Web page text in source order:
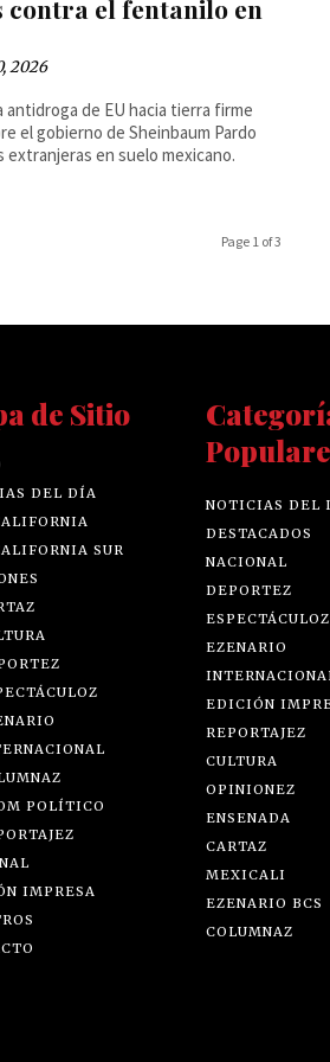
el fentanilo en
2026
de EU hacia tierra firme
el gobierno de Sheinbaum Pardo
en suelo mexicano.
Page 1 of 3
de Sitio
DEL DÍA
SUR
POLÍTICO
IMPRESA
NOTICIAS DEL
DESTACADOS
NACIONAL
DEPORTEZ
ESPECTÁCULOZ
EZENARIO
EDICIÓN
REPORTAJEZ
CULTURA
OPINIONEZ
ENSENADA
CARTAZ
MEXICALI
EZENARIO BCS
COLUMNAZ